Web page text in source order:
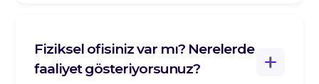
Fiziksel ofisiniz var mı? Nerelerde
faaliyet gösteriyorsunuz?